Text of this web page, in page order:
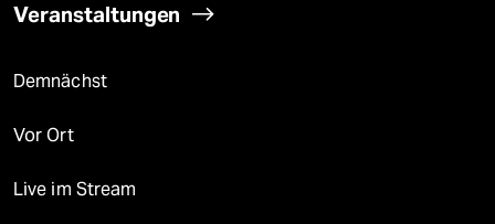
Veranstaltungen
Demnächst
Vor Ort
Live im Stream